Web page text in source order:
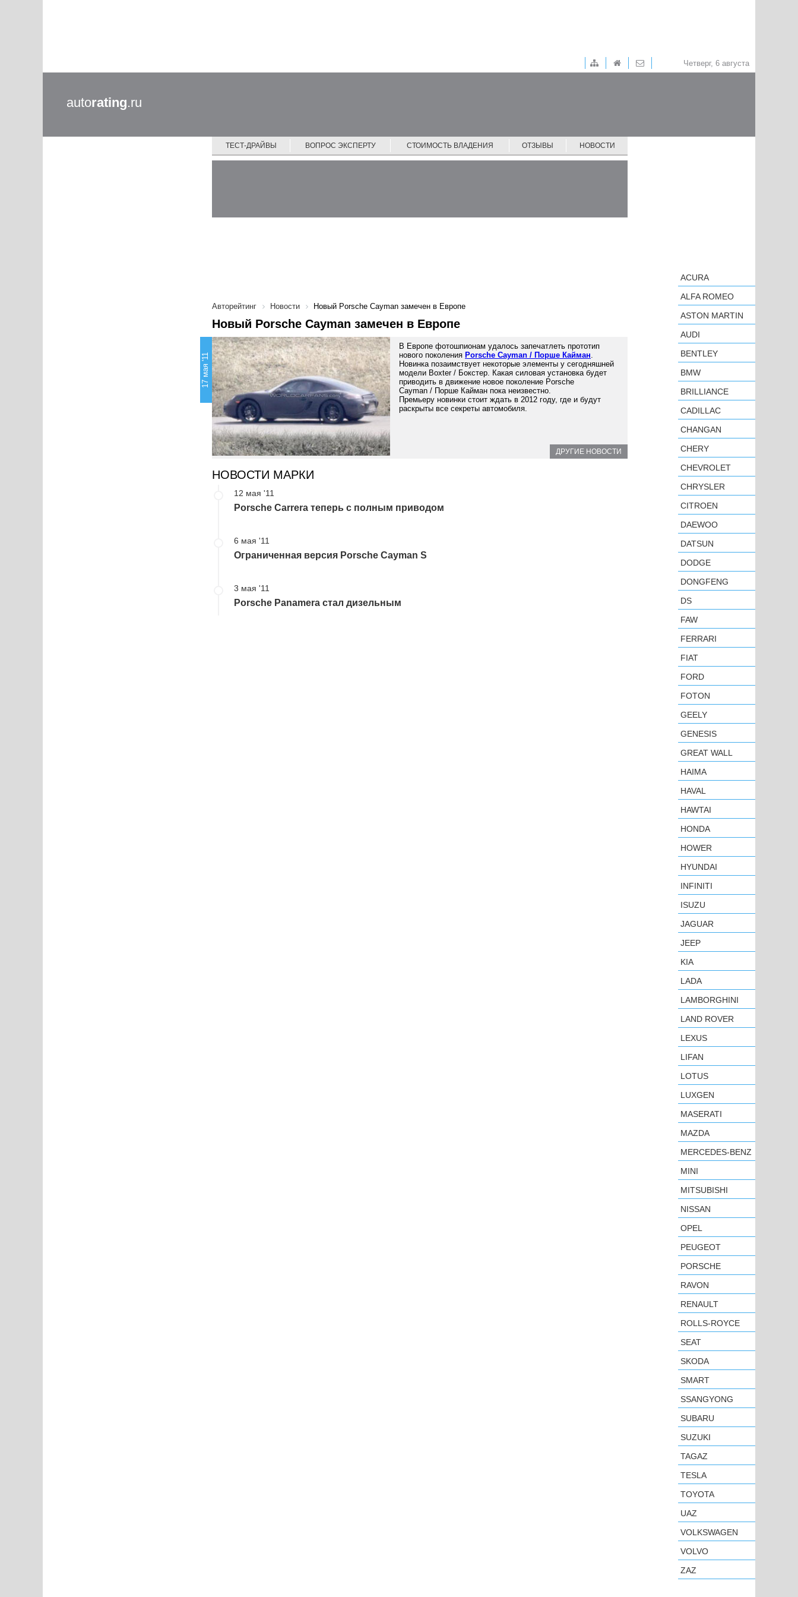
Четверг, 6 августа
autorating.ru
ТЕСТ-ДРАЙВЫ ВОПРОС ЭКСПЕРТУ СТОИМОСТЬ ВЛАДЕНИЯ ОТЗЫВЫ НОВОСТИ
Авторейтинг Новости Новый Porsche Cayman замечен в Европе
Новый Porsche Cayman замечен в Европе
17 мая '11
В Европе фотошпионам удалось запечатлеть прототип
нового поколения Porsche Cayman / Порше Кайман.
Новинка позаимствует некоторые элементы у сегодняшней
модели Boxter / Бокстер. Какая силовая установка будет
приводить в движение новое поколение Porsche
Cayman / Порше Кайман пока неизвестно.
Премьеру новинки стоит ждать в 2012 году, где и будут
раскрыты все секреты автомобиля.
ДРУГИЕ НОВОСТИ
НОВОСТИ МАРКИ
12 мая '11
Porsche Carrera теперь с полным приводом
6 мая '11
Ограниченная версия Porsche Cayman S
3 мая '11
Porsche Panamera стал дизельным
ACURA
ALFA ROMEO
ASTON MARTIN
AUDI
BENTLEY
BMW
BRILLIANCE
CADILLAC
CHANGAN
CHERY
CHEVROLET
CHRYSLER
CITROEN
DAEWOO
DATSUN
DODGE
DONGFENG
DS
FAW
FERRARI
FIAT
FORD
FOTON
GEELY
GENESIS
GREAT WALL
HAIMA
HAVAL
HAWTAI
HONDA
HOWER
HYUNDAI
INFINITI
ISUZU
JAGUAR
JEEP
KIA
LADA
LAMBORGHINI
LAND ROVER
LEXUS
LIFAN
LOTUS
LUXGEN
MASERATI
MAZDA
MERCEDES-BENZ
MINI
MITSUBISHI
NISSAN
OPEL
PEUGEOT
PORSCHE
RAVON
RENAULT
ROLLS-ROYCE
SEAT
SKODA
SMART
SSANGYONG
SUBARU
SUZUKI
TAGAZ
TESLA
TOYOTA
UAZ
VOLKSWAGEN
VOLVO
ZAZ